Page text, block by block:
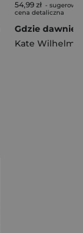
54,99 zł -
cena detaliczna
Kate Wilhelm